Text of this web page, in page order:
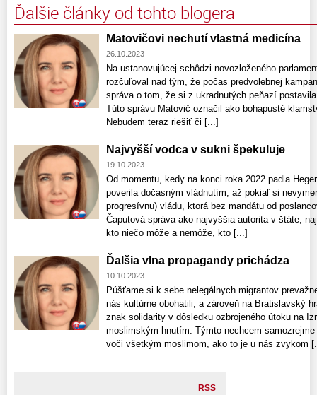
Ďalšie články od tohto blogera
Matovičovi nechutí vlastná medicína
26.10.2023
Na ustanovujúcej schôdzi novozloženého
rozčuľoval nad tým, že počas predvolebnej
správa o tom, že si z ukradnutých peňazí
Túto správu Matovič označil ako bohapusté
Nebudem teraz riešiť či [...]
Najvyšší vodca v sukni špekuluje
19.10.2023
Od momentu, kedy na konci roka 2022 padla
poverila dočasným vládnutím, až pokiaľ si
progresívnu) vládu, ktorá bez mandátu od
Čaputová správa ako najvyššia autorita v štáte,
kto niečo môže a nemôže, kto [...]
Ďalšia vlna propagandy prichádza
10.10.2023
Púšťame si k sebe nelegálnych migrantov
nás kultúrne obohatili, a zároveň na Bratislavský
znak solidarity v dôsledku ozbrojeného útoku na
moslimským hnutím. Týmto nechcem
voči všetkým moslimom, ako to je u nás zvykom
RSS